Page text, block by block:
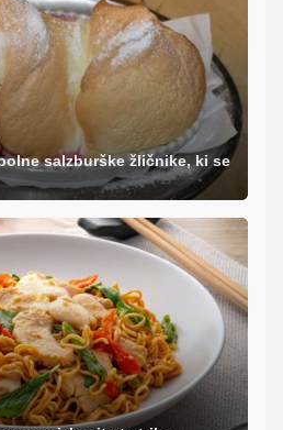
salzburške žličnike, ki se